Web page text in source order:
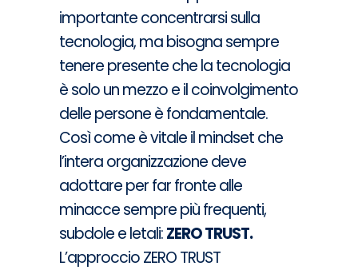
importante concentrarsi sulla
tecnologia, ma bisogna sempre
tenere presente che la tecnologia
è solo un mezzo e il coinvolgimento
delle persone è fondamentale.
Così come è vitale ilmindsetche
l’intera organizzazione deve
adottare per far fronte alle
minacce sempre più frequenti,
subdole e letali:ZERO TRUST.
L’approccio ZERO TRUST